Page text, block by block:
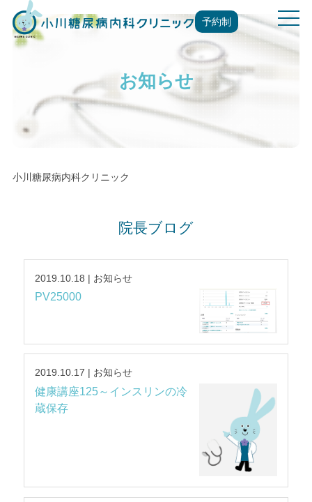
予約制
t
o
g
お知らせ
小川糖尿病内科クリニック
院長ブログ
2019.10.18 | お知らせ
PV25000
2019.10.17 | お知らせ
健康講座125～インスリンの冷
蔵保存